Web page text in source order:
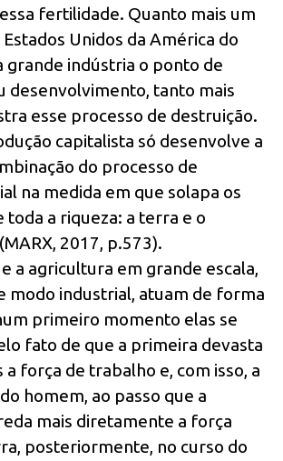
fertilidade. Quanto mais um
Unidos da América do
grande indústria o ponto de
desenvolvimento, tanto mais
esse processo de destruição.
capitalista só desenvolve a
do processo de
na medida em que solapa os
toda a riqueza: a terra e o
2017, p.573).
a agricultura em grande escala,
modo industrial, atuam de forma
primeiro momento elas se
fato de que a primeira devasta
a força de trabalho e, com isso, a
homem, ao passo que a
mais diretamente a força
posteriormente, no curso do